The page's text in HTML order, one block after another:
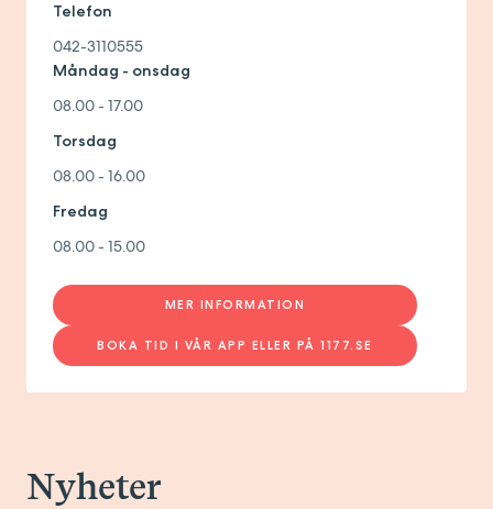
Telefon
042-3110555
Måndag - onsdag
08.00 - 17.00
Torsdag
08.00 - 16.00
Fredag
08.00 - 15.00
MER INFORMATION
BOKA TID I VÅR APP ELLER PÅ 1177.SE
Nyheter